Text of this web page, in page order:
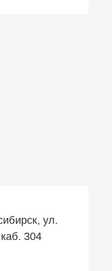
ул.
304